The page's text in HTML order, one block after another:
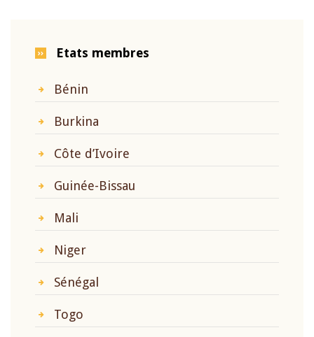
Etats membres
Bénin
Burkina
Côte d’Ivoire
Guinée-Bissau
Mali
Niger
Sénégal
Togo